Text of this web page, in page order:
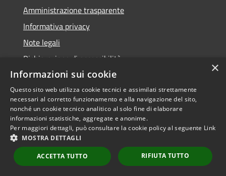
Amministrazione trasparente
Informativa privacy
Note legali
Dichiarazione di accessibilità
RSS
Accessibilità
Privacy
Cookie
Mappa del sito
Copyright © 2026 • Comune di
Scarperia e San Piero •
Powered byMunicipium
Accesso redazione
×
Informazioni sui cookie
Questo sito web utilizza cookie tecnici e assimilati strettamente
necessari al corretto funzionamento e alla navigazione del sito,
nonché un cookie tecnico analitico al solo fine di elaborare
informazioni statistiche, aggregate e anonime.
Per maggiori dettagli, può consultare la cookie policy al seguente Link
MOSTRA DETTAGLI
ACCETTA TUTTO RIFIUTA TUTTO